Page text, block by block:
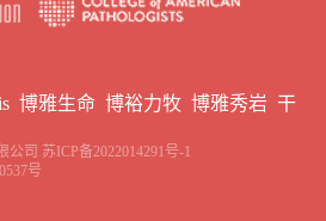
博雅生命 博裕力牧 博雅秀岩 干
公司 苏ICP备2022014291号-1
号